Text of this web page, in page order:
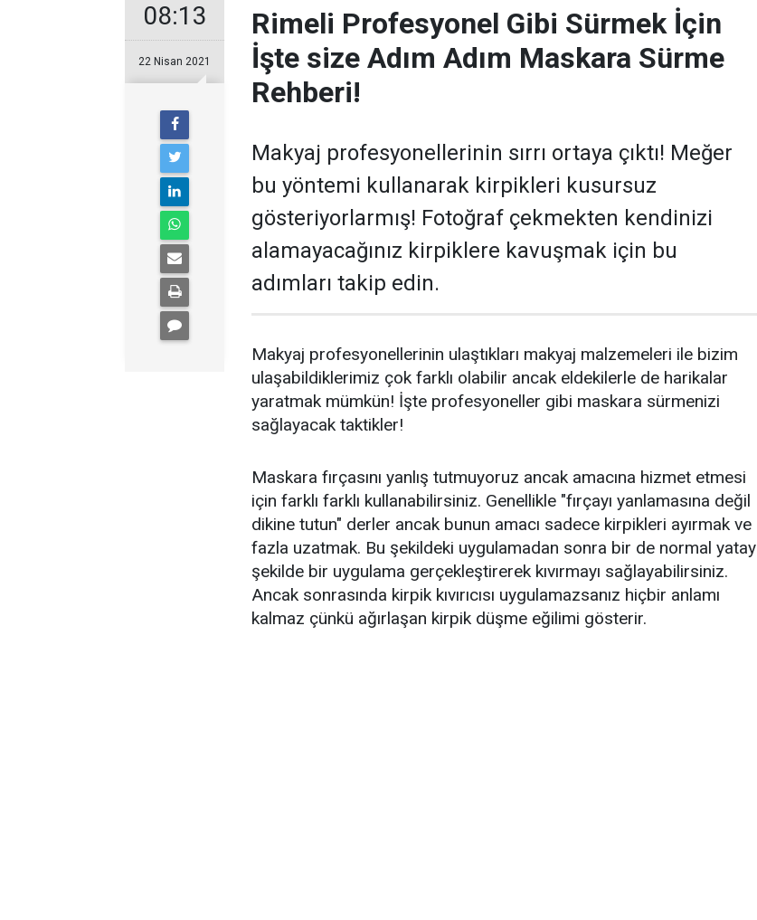
08:13
22 Nisan 2021
Rimeli Profesyonel Gibi Sürmek İçin
İşte size Adım Adım Maskara Sürme
Rehberi!
Makyaj profesyonellerinin sırrı ortaya çıktı! Meğer
bu yöntemi kullanarak kirpikleri kusursuz
gösteriyorlarmış! Fotoğraf çekmekten kendinizi
alamayacağınız kirpiklere kavuşmak için bu
adımları takip edin.
Makyaj profesyonellerinin ulaştıkları makyaj malzemeleri ile bizim
ulaşabildiklerimiz çok farklı olabilir ancak eldekilerle de harikalar
yaratmak mümkün! İşte profesyoneller gibi maskara sürmenizi
sağlayacak taktikler!
Maskara fırçasını yanlış tutmuyoruz ancak amacına hizmet etmesi
için farklı farklı kullanabilirsiniz. Genellikle "fırçayı yanlamasına değil
dikine tutun" derler ancak bunun amacı sadece kirpikleri ayırmak ve
fazla uzatmak. Bu şekildeki uygulamadan sonra bir de normal yatay
şekilde bir uygulama gerçekleştirerek kıvırmayı sağlayabilirsiniz.
Ancak sonrasında kirpik kıvırıcısı uygulamazsanız hiçbir anlamı
kalmaz çünkü ağırlaşan kirpik düşme eğilimi gösterir.